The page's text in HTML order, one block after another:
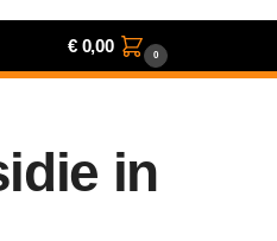
€0,00 0
in